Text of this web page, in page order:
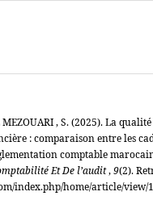
MEZOUARI , S. (2025). La
: comparaison entre les
comptable
Et De l’audit,9(2).
index.php/home/article/view/